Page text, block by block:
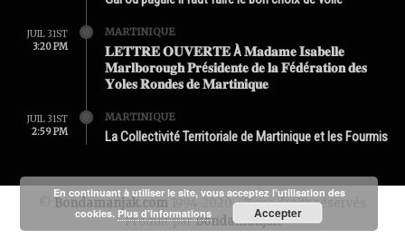
JUIL 31ST
3:20 PM
MARTINIQUE
𝐋𝐄𝐓𝐓𝐑𝐄 𝐎𝐔𝐕𝐄𝐑𝐓𝐄 À 𝐌𝐚𝐝𝐚𝐦𝐞 𝐈𝐬𝐚𝐛𝐞𝐥𝐥𝐞
𝐌𝐚𝐫𝐥𝐛𝐨𝐫𝐨𝐮𝐠𝐡 𝐏𝐫é𝐬𝐢𝐝𝐞𝐧𝐭𝐞 𝐝𝐞 𝐥𝐚 𝐅é𝐝é𝐫𝐚𝐭𝐢𝐨𝐧 𝐝𝐞𝐬
𝐘𝐨𝐥𝐞𝐬 𝐑𝐨𝐧𝐝𝐞𝐬 𝐝𝐞 𝐌𝐚𝐫𝐭𝐢𝐧𝐢𝐪𝐮𝐞
JUIL 31ST
2:59 PM
MARTINIQUE
La Collectivité Territoriale de Martinique et les Fourmis
Bondamanjak.com 1994-2020 - Tous droits réservés
Produit parBondamanjak
En continuant à utiliser le site, vous acceptez l’utilisation des
cookies. Plus d’informations Accepter